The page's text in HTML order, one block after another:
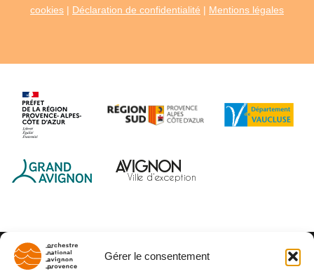
Gérer le consentement
cookies | Déclaration de confidentialité | Mentions légales